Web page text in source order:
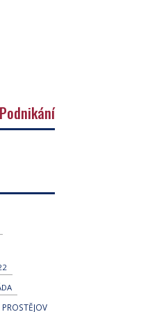
Podnikání
PROSTĚJOV